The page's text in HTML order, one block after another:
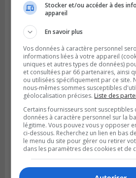
Longueuil conclue un
valoriser des cendres
Stocker et/ou accéder à des
appareil
En savoir plus
Vos données à caractère personnel
informations liées à votre appareil
uniques et autres types de données)
et consultées par 66 partenaires, ainsi
ou utilisées spécifiquement par ce site.
nous-mêmes sommes susceptibles
géolocalisation précises. Liste des
Certains fournisseurs sont susceptibles
données à caractère personnel sur la
légitime. Vous pouvez vous y opposer
ci-dessous. Recherchez un lien en bas
le menu du site pour gérer ou retirer
dans les paramètres des cookies et de